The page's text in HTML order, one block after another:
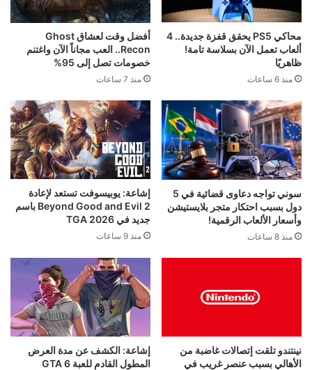
محاكي PS5 يحقق قفزة جديدة.. 4
ألعاب تعمل الآن بسلاسة تامة!
ظاهريًا
منذ 6 ساعات
أفضل وقت لعشاق Ghost
Recon.. العب مجاناً الآن واغتنم
خصومات تصل إلى 95%
منذ 7 ساعات
سوني تواجه دعاوى قضائية في 5
دول بسبب احتكار متجر بلايستيشن
وأسعار الألعاب الرقمية!
منذ 8 ساعات
إشاعة: يوبيسوفت تستعد لإعادة
Beyond Good and Evil 2 باسم
جديد في TGA 2026
منذ 9 ساعات
نينتندو تلقت إتصالات غاضبة من
الأهالي بسبب عنصر غريب في
إشاعة: الكشف عن مدة العرض
المطول القادم للعبة GTA 6